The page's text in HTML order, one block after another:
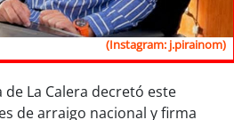
(Instagram: j.pirainom)
de La Calera decretó este
de arraigo nacional y firma